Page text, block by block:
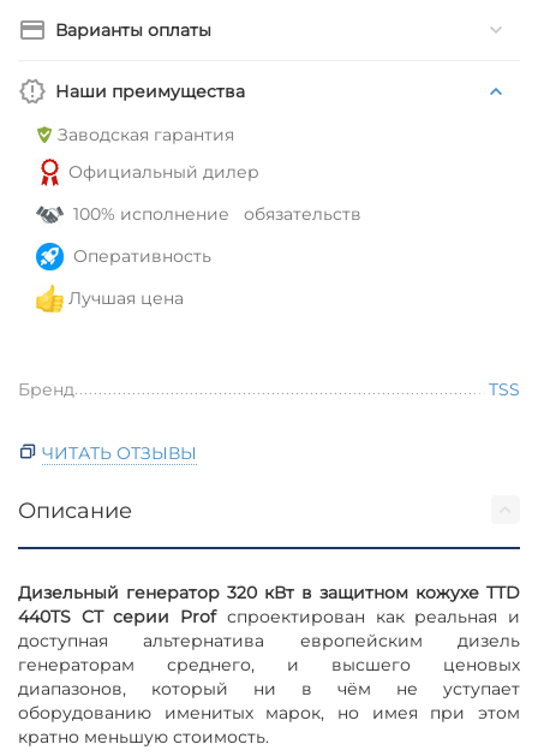
Варианты оплаты
Наши преимущества
Заводская гарантия
Официальный дилер
100% исполнение обязательств
Оперативность
Лучшая цена
Бренд TSS
ЧИТАТЬ ОТЗЫВЫ
Описание
Дизельный генератор 320 кВт в защитном кожухе TTD
440TS CT серии Profспроектирован как реальная и
доступная альтернатива европейским дизель
генераторам среднего, и высшего ценовых
диапазонов, который ни в чём не уступает
оборудованию именитых марок, но имея при этом
кратно меньшую стоимость.